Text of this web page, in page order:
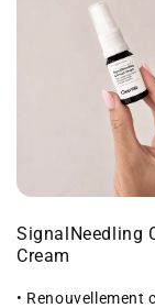
SignalNeedling
Cream
• Renouvellement